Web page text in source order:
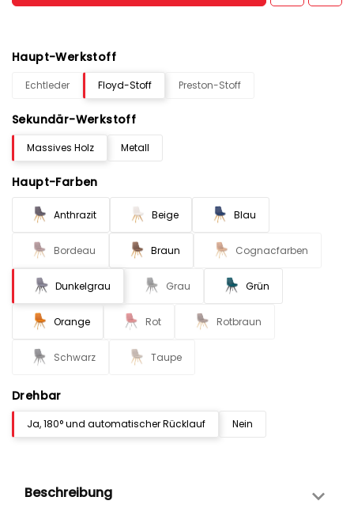
Haupt-Werkstoff
Echtleder Floyd-Stoff Preston-Stoff
Sekundär-Werkstoff
Massives Holz Metall
Haupt-Farben
Anthrazit Beige Blau
Bordeau Braun Cognacfarben
Dunkelgrau Grau Grün
Orange Rot Rotbraun
Schwarz Taupe
Drehbar
Ja, 180° und automatischer Rücklauf Nein
Beschreibung